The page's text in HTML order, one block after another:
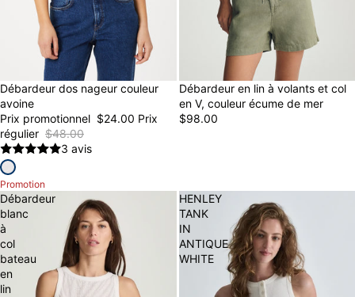
50% OFF
FINAL SALE
Débardeur dos nageur couleur
avoine
Prix promotionnel $24.00 Prix
régulier $48.00
3 avis
Promotion
Débardeur en lin à volants et col
en V, couleur écume de mer
$98.00
Débardeur
blanc
à
col
bateau
en
lin
HENLEY
TANK
IN
ANTIQUE
WHITE